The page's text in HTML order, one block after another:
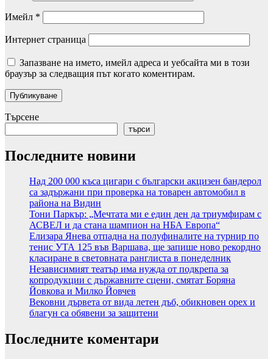
Имейл *
Интернет страница
Запазване на името, имейл адреса и уебсайта ми в този
браузър за следващия път когато коментирам.
Търсене
търси
Последните новини
Над 200 000 къса цигари с български акцизен бандерол
са задържани при проверка на товарен автомобил в
района на Видин
Тони Паркър: „Мечтата ми е един ден да триумфирам с
АСВЕЛ и да стана шампион на НБА Европа“
Елизара Янева отпадна на полуфиналите на турнир по
тенис УТА 125 във Варшава, ще запише ново рекордно
класиране в световната ранглиста в понеделник
Независимият театър има нужда от подкрепа за
копродукции с държавните сцени, смятат Боряна
Йовкова и Милко Йовчев
Вековни дървета от вида летен дъб, обикновен орех и
благун са обявени за защитени
Последните коментари